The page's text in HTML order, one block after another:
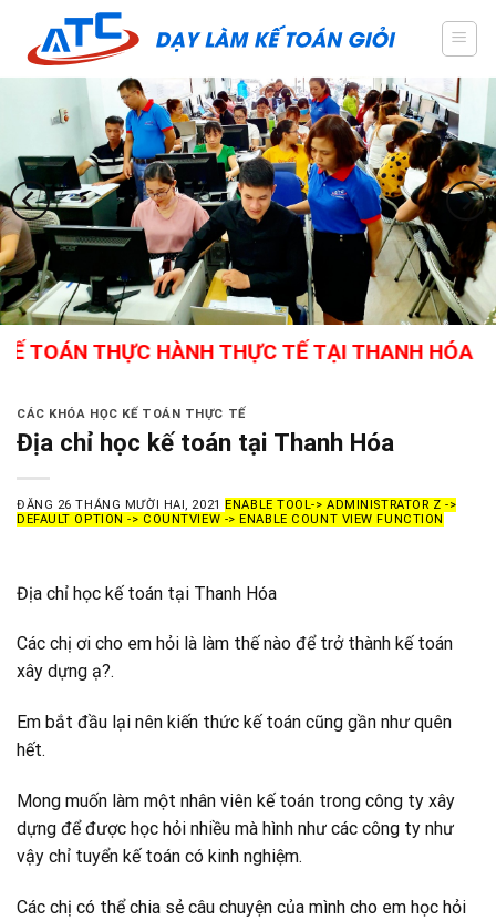
content
THỰC HÀNH THỰC TẾ TẠI THANH HÓA - GIÁO
CÁC KHÓA HỌC KẾ TOÁN THỰC TẾ
Địa chỉ học kế toán tại Thanh Hóa
ĐĂNG 26 THÁNG MƯỜI HAI, 2021 ENABLE TOOL-> ADMINISTRATOR Z ->
DEFAULT OPTION -> COUNTVIEW -> ENABLE COUNT VIEW FUNCTION
Địa chỉ học kế toán tại Thanh Hóa
Các chị ơi cho em hỏi là làm thế nào để trở thành kế toán
xây dựng ạ?.
Em bắt đầu lại nên kiến thức kế toán cũng gần như quên
hết.
Mong muốn làm một nhân viên kế toán trong công ty xây
dựng để được học hỏi nhiều mà hình như các công ty như
vậy chỉ tuyển kế toán có kinh nghiệm.
Các chị có thể chia sẻ câu chuyện của mình cho em học hỏi